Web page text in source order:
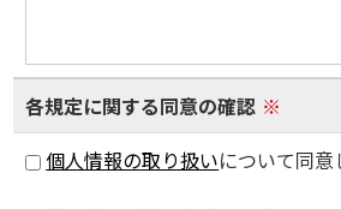
各規定に関する同意の確認 ※
個人情報の取り扱いについて同意